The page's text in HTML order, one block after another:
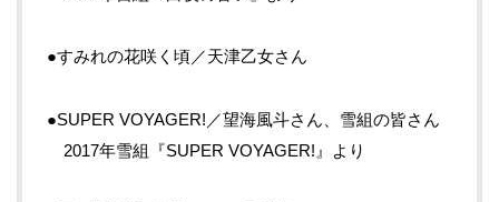
●すみれの花咲く頃／天津乙女さん
●SUPER VOYAGER!／望海風斗さん、雪組の皆さん
2017年雪組『SUPER VOYAGER!』より